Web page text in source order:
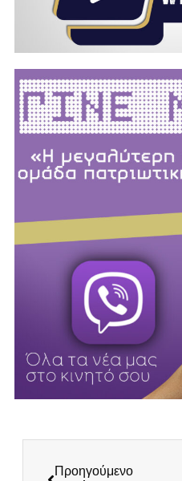
Προηγούμενο